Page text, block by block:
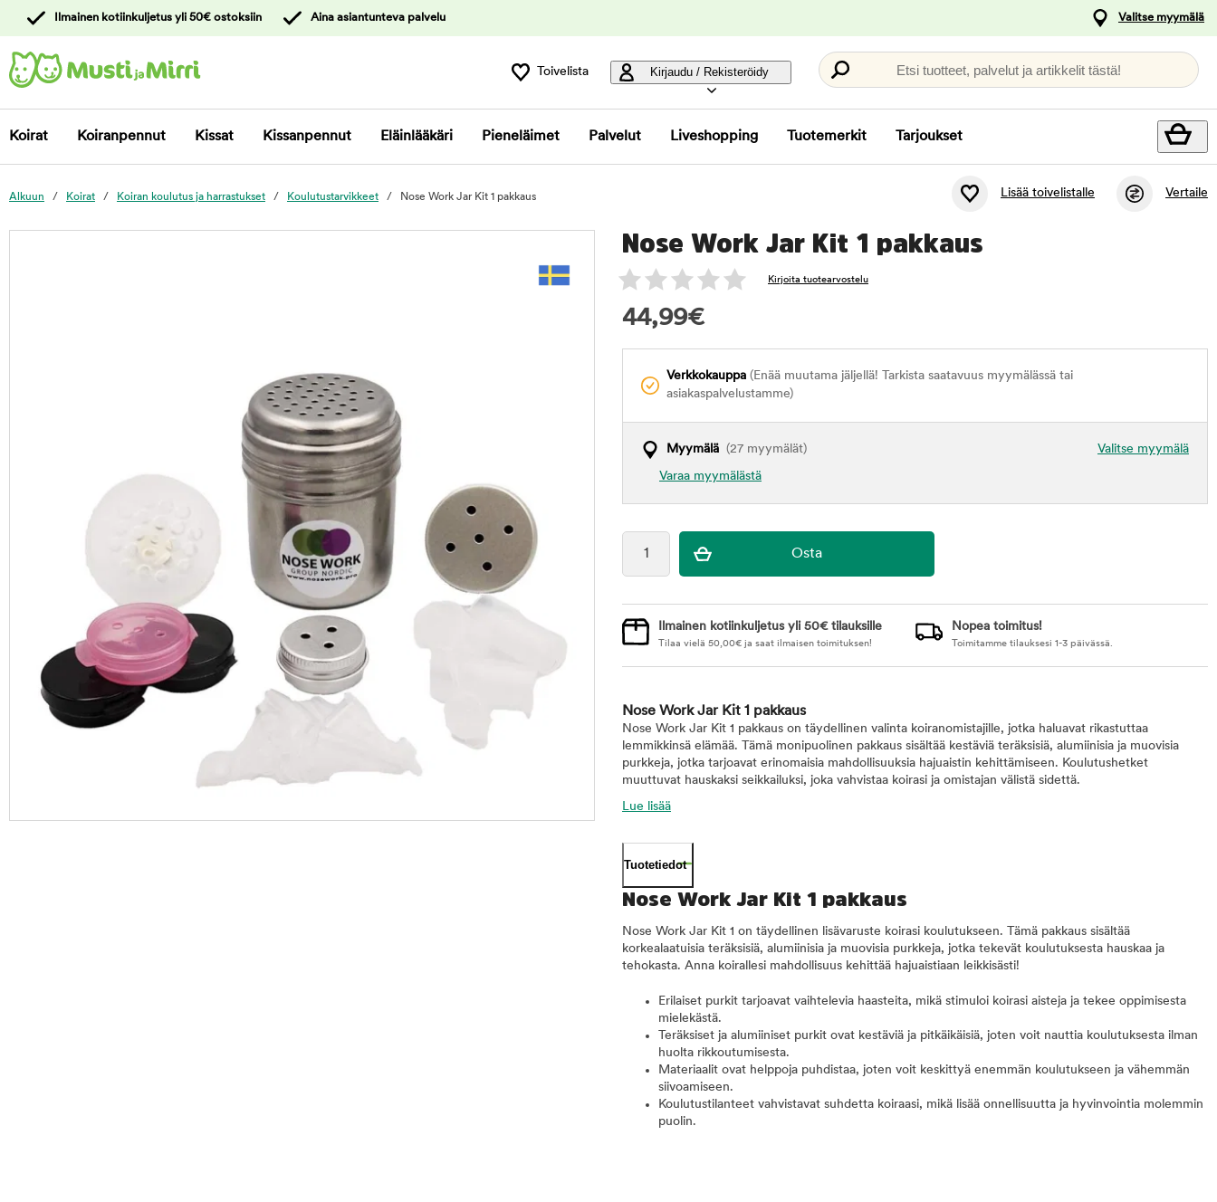
asiakaspalveluun
Ilmainen kotiinkuljetus yli 50€ ostoksiin Aina asiantunteva palvelu Valitse myymälä
Toivelista Kirjaudu / Rekisteröidy Etsi tuotteet, palvelut ja artikkelit tästä!
Koirat Koiranpennut Kissat Kissanpennut Eläinlääkäri Pieneläimet Palvelut Liveshopping Tuotemerkit Tarjoukset
Alkuun Koirat Koiran koulutus ja harrastukset Koulutustarvikkeet Nose Work Jar Kit 1 pakkaus Lisää toivelistalle Vertaile
Nose Work Jar Kit 1 pakkaus
Kirjoita tuotearvostelu
44,99€
Verkkokauppa (Enää muutama jäljellä! Tarkista saatavuus myymälässä tai
asiakaspalvelustamme)
Valitse myymälä
Myymälä (27 myymälät)
Varaa myymälästä
Ilmainen kotiinkuljetus yli 50€ tilauksille
Tilaa vielä 50,00€ ja saat ilmaisen toimituksen!
Nopea toimitus!
Toimitamme tilauksesi 1-3 päivässä.
Nose Work Jar Kit 1 pakkaus
Nose Work Jar Kit 1 pakkaus on täydellinen valinta koiranomistajille, jotka haluavat rikastuttaa
lemmikkinsä elämää. Tämä monipuolinen pakkaus sisältää kestäviä teräksisiä, alumiinisia ja muovisia
purkkeja, jotka tarjoavat erinomaisia mahdollisuuksia hajuaistin kehittämiseen. Koulutushetket
muuttuvat hauskaksi seikkailuksi, joka vahvistaa koirasi ja omistajan välistä sidettä.
Lue lisää
Tuotetiedot
Nose Work Jar Kit 1 pakkaus
Nose Work Jar Kit 1 on täydellinen lisävaruste koirasi koulutukseen. Tämä pakkaus sisältää
korkealaatuisia teräksisiä, alumiinisia ja muovisia purkkeja, jotka tekevät koulutuksesta hauskaa ja
tehokasta. Anna koirallesi mahdollisuus kehittää hajuaistiaan leikkisästi!
Erilaiset purkit tarjoavat vaihtelevia haasteita, mikä stimuloi koirasi aisteja ja tekee oppimisesta
mielekästä.
Teräksiset ja alumiiniset purkit ovat kestäviä ja pitkäikäisiä, joten voit nauttia koulutuksesta ilman
huolta rikkoutumisesta.
Materiaalit ovat helppoja puhdistaa, joten voit keskittyä enemmän koulutukseen ja vähemmän
siivoamiseen.
Koulutustilanteet vahvistavat suhdetta koiraasi, mikä lisää onnellisuutta ja hyvinvointia molemmin
puolin.